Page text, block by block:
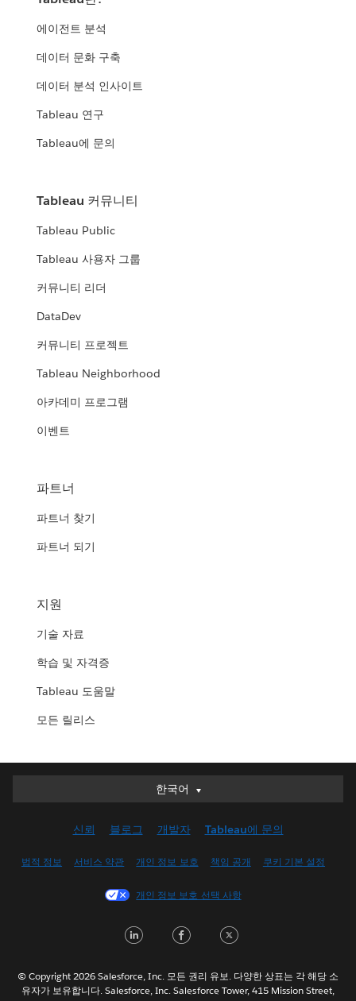
에이전트 분석
데이터 문화 구축
데이터 분석 인사이트
Tableau 연구
Tableau에 문의
Tableau 커뮤니티
Tableau Public
Tableau 사용자 그룹
커뮤니티 리더
DataDev
커뮤니티 프로젝트
Tableau Neighborhood
아카데미 프로그램
이벤트
파트너
파트너 찾기
파트너 되기
지원
기술 자료
학습 및 자격증
Tableau 도움말
모든 릴리스
한국어
한국어
English (UK)
Français (Canada)
Italiano
Nederlands
신뢰 블로그 개발자 Tableau에 문의
법적 정보 서비스 약관 개인 정보 보호 책임 공개 쿠키 기본 설정
개인 정보 보호 선택 사항
LinkedInFacebook
© Copyright 2026 Salesforce, Inc. 모든 권리 유보. 다양한 상표는 각 해당 소
유자가 보유합니다. Salesforce, Inc. Salesforce Tower, 415 Mission Street,